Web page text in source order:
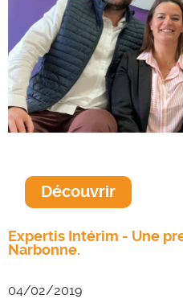
Découvrir
Expertis Intérim - Une
Narbonne.
04/02/2019